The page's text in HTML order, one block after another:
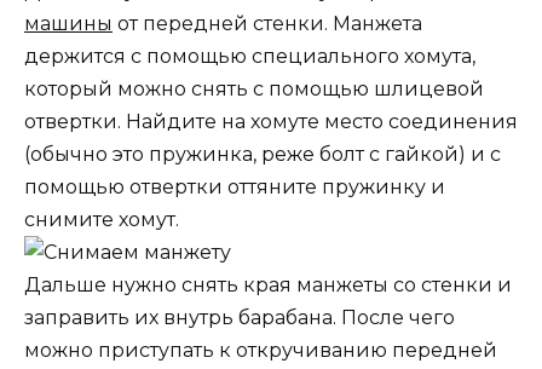
машины от передней стенки. Манжета
держится с помощью специального хомута,
который можно снять с помощью шлицевой
отвертки. Найдите на хомуте место соединения
(обычно это пружинка, реже болт с гайкой) и с
помощью отвертки оттяните пружинку и
снимите хомут.
Дальше нужно снять края манжеты со стенки и
заправить их внутрь барабана. После чего
можно приступать к откручиванию передней